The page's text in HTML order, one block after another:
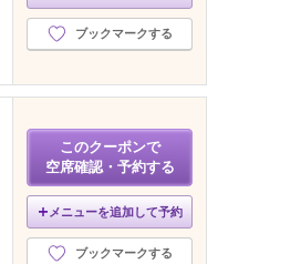
ブックマークする
このクーポンで
空席確認・予約する
メニューを追加して予約
ブックマークする